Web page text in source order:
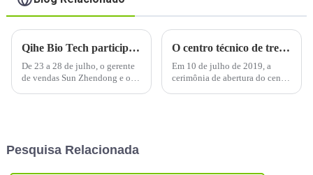
Qihe Bio Tech participou da exposição 'Food & Hotel Indonesia 2019'
De 23 a 28 de julho, o gerente
de vendas Sun Zhendong e os
O centro técnico de treinamento de cogumelos shiitake Qihe (internacional) está sendo inaugurado hoje
Em 10 de julho de 2019, a
cerimônia de abertura do centro
Pesquisa Relacionada